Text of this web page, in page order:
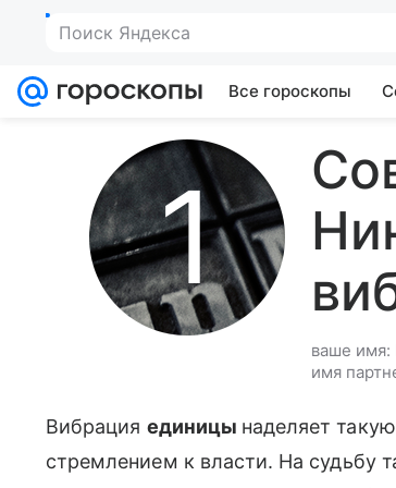
Поиск Яндекса
Все гороскопы
ваше имя:
имя
Вибрация единицы наделяет
стремлением к власти. На судьбу